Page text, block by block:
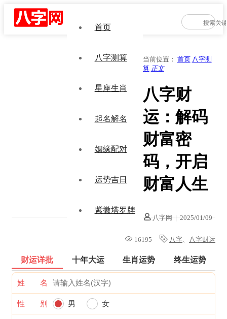
首页
八字测算
星座生肖
起名解名
姻缘配对
运势吉日
紫微塔罗牌
当前位置： 首页 八字测
算 正文
八字财
运：解码
财富密
码，开启
财富人生
八字网 | 2025/01/09
16195 八字、 八字财运
财运详批 十年大运 生肖运势 终生运势
姓 名
性 别 男 女